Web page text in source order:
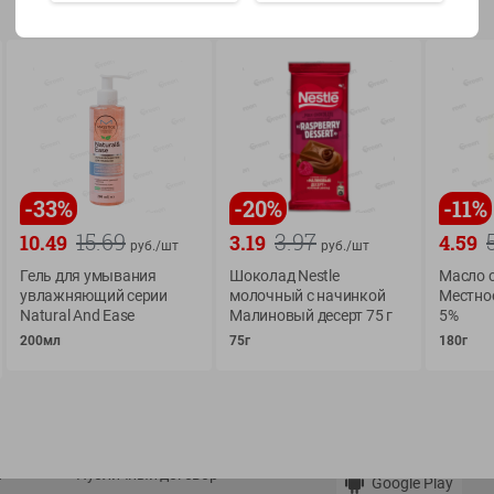
О сервисе
Оплата
Условия доставки
Возврат товара
Мой Green
История покупок
Мои товары
Обратная связь
Google Play
-33%
15.69
10.49 руб./шт
Гель для умывания
увлажняющий серии
Natural And Ease
200мл
-20%
3.97
3.19 руб./шт
Шоколад Nestle
молочный с начинкой
Малиновый десерт 75 г
75г
-11%
4.59
Масло
5%
180г